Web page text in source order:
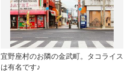
宜野座村のお隣の金武町。タコライス
は有名です♪